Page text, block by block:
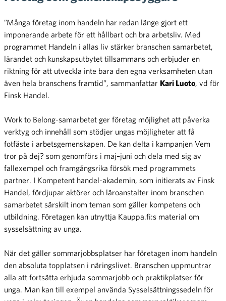
”Många företag inom handeln har redan länge gjort ett
imponerande arbete för ett hållbart och bra arbetsliv. Med
programmet Handeln i allas liv stärker branschen samarbetet,
lärandet och kunskapsutbytet tillsammans och erbjuder en
riktning för att utveckla inte bara den egna verksamheten utan
även hela branschens framtid”, sammanfattar Kari Luoto, vd för
Finsk Handel.
Work to Belong-samarbetet ger företag möjlighet att påverka
verktyg och innehåll som stödjer ungas möjligheter att få
fotfäste i arbetsgemenskapen. De kan delta i kampanjen Vem
tror på dej? som genomförs i maj–juni och dela med sig av
fallexempel och framgångsrika försök med programmets
partner. I Kompetent handel-akademin, som initierats av Finsk
Handel, fördjupar aktörer och läroanstalter inom branschen
samarbetet särskilt inom teman som gäller kompetens och
utbildning. Företagen kan utnyttja Kauppa.fi:s material om
sysselsättning av unga.
När det gäller sommarjobbsplatser har företagen inom handeln
den absoluta topplatsen i näringslivet. Branschen uppmuntrar
alla att fortsätta erbjuda sommarjobb och praktikplatser för
unga. Man kan till exempel använda Sysselsättningssedeln för